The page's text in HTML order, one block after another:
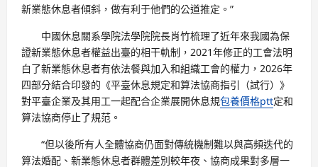
新業態休息者傾斜，做有利于他們的公道推定。”
中國休息關系學院法學院院長肖竹梳理了近年來我國為保
證新業態休息者權益出臺的相干軌制，2021年修正的工會法明
白了新業態休息者有依法餐與加入和組織工會的權力，2026年
四部分結合印發的《平臺休息規定和算法協商指引（試行）》
對平臺企業及其用工一起配合企業展開休息規包養價格ptt定和
算法協商停止了規范。
“但以後所有人全體協商仍面對傳統機制難以與高頻迭代的
算法婚配、新業態休息者群體差別較年夜、協商成果對多層一